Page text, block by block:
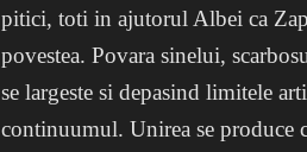
pitici, toti in ajutorul Albei ca
povestea. Povara sinelui,
se largeste si depasind limitele
continuumul. Unirea se produce